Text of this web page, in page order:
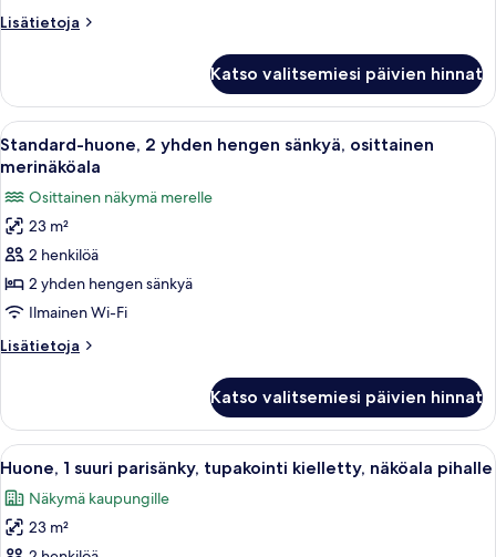
merinäköala
Lisätietoja
Lisätietoja
2
yhden
hengen
sänkyä,
Katso valitsemiesi päivien hinnat
Avaa
kaikki
Standard-
huone,
2
yhden
hengen
sänkyä,
osittainen
kuvat
Moderni hotellihuone, jossa on
5
Standard-huone, 2 yhden hengen sänkyä, osittainen
merinäköala
Osittainen näkymä merelle
23 m²
2 henkilöä
2 yhden hengen sänkyä
Ilmainen Wi-Fi
Lisätietoja
Lisätietoja
2
yhden
hengen
osittainen
merinäköala
Katso valitsemiesi päivien hinnat
Avaa
kaikki
huonetyypin
Huone,
Moderni hotellihuone, jossa on
4
Huone, 1 suuri parisänky, tupakointi kielletty, näköala pihalle
Näkymä kaupungille
23 m²